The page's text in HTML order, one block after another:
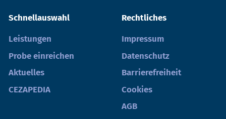
Schnellauswahl
Leistungen
Probe einreichen
Aktuelles
CEZAPEDIA
Rechtliches
Impressum
Datenschutz
Barrierefreiheit
Cookies
AGB